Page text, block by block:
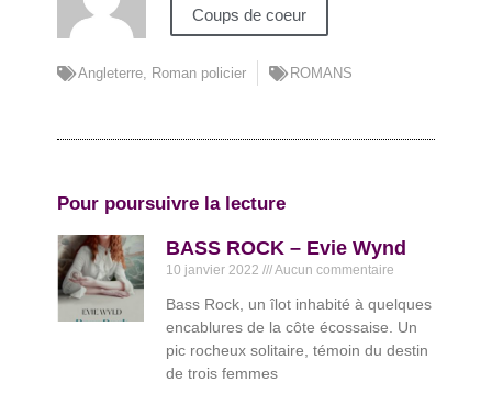
Coups de coeur
Angleterre, Roman policier ROMANS
Pour poursuivre la lecture
BASS ROCK – Evie Wynd
10 janvier 2022 Aucun commentaire
Bass Rock, un îlot inhabité à quelques
encablures de la côte écossaise. Un
pic rocheux solitaire, témoin du destin
de trois femmes